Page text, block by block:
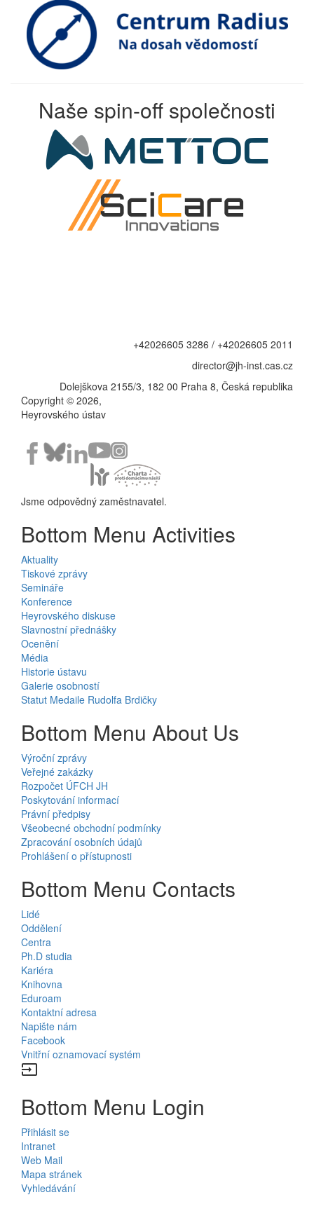
Naše spin-off společnosti
+42026605 3286 / +42026605 2011
director@jh-inst.cas.cz
Dolejškova 2155/3, 182 00 Praha 8, Česká republika
Copyright © 2026,
Heyrovského ústav
Jsme odpovědný zaměstnavatel.
Bottom Menu Activities
Aktuality
Tiskové zprávy
Semináře
Konference
Heyrovského diskuse
Slavnostní přednášky
Ocenění
Média
Historie ústavu
Galerie osobností
Statut Medaile Rudolfa Brdičky
Bottom Menu About Us
Výroční zprávy
Veřejné zakázky
Rozpočet ÚFCH JH
Poskytování informací
Právní předpisy
Všeobecné obchodní podmínky
Zpracování osobních údajů
Prohlášení o přístupnosti
Bottom Menu Contacts
Lidé
Oddělení
Centra
Ph.D studia
Kariéra
Knihovna
Eduroam
Kontaktní adresa
Napište nám
Facebook
Vnitřní oznamovací systém
input
Bottom Menu Login
Přihlásit se
Intranet
Web Mail
Mapa stránek
Vyhledávání